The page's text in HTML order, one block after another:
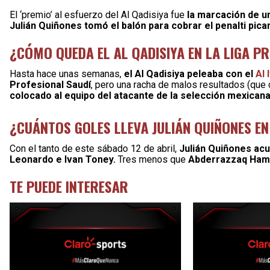
El ‘premio’ al esfuerzo del Al Qadisiya fue la marcación de
Julián Quiñones tomó el balón para cobrar el penalti
¿CÓMO QUEDA EL AL QADISIYA EN LA LIGA
Hasta hace unas semanas, el Al Qadisiya peleaba con el Al
Profesional Saudí, pero una racha de malos resultados
colocado al equipo del atacante de la selección
¿CUÁNTOS GOLES LLEVA JULIÁN QUIÑONES
Con el tanto de este sábado 12 de abril, Julián Quiñones
Leonardo e Ivan Toney. Tres menos que Abderrazzaq
TE PUEDE INTERESAR